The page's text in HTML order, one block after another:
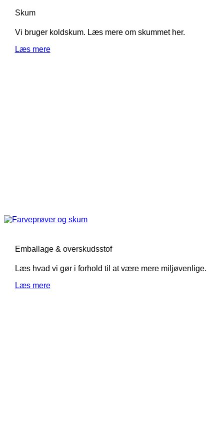
Skum
Vi bruger koldskum. Læs mere om skummet her.
Læs mere
Emballage & overskudsstof
Læs hvad vi gør i forhold til at være mere miljøvenlige.
Læs mere